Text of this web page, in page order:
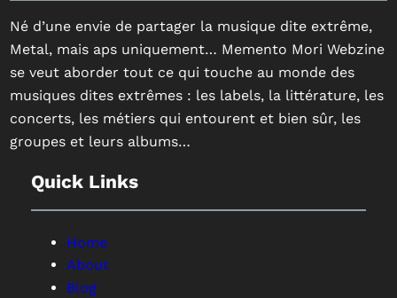
Né d’une envie de partager la musique dite extrême,
Metal, mais aps uniquement… Memento Mori Webzine
se veut aborder tout ce qui touche au monde des
musiques dites extrêmes : les labels, la littérature, les
concerts, les métiers qui entourent et bien sûr, les
groupes et leurs albums…
Quick Links
Home
About
Blog